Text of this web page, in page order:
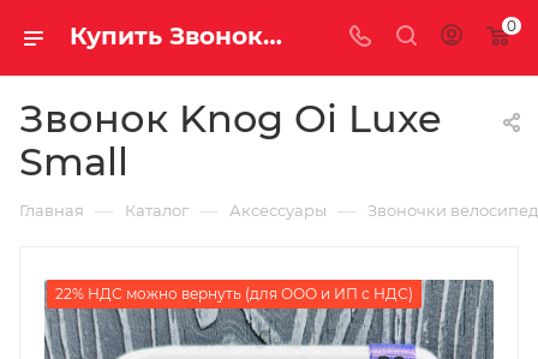
Купить Звонок Knog Oi Luxe Small за рублей, а со скидкой 0
Звонок Knog Oi Luxe
Small
Главная — Каталог — Аксессуары — Звоночки
22% НДС можно вернуть (для ООО и ИП с НДС)